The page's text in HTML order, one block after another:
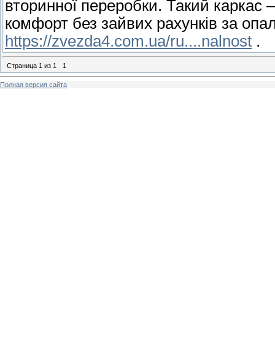
вторинної переробки. Такий каркас
комфорт без зайвих рахунків за
https://zvezda4.com.ua/ru....nalnost .
Страница 1 из 1 1
Полная версия сайта